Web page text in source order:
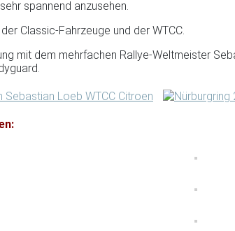
spannend anzusehen.
Classic-Fahrzeuge und der WTCC.
mit dem mehrfachen Rallye-Weltmeister